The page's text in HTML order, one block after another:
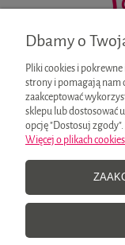
Dbamy o
Pliki cookies i
strony i pomagają nam
zaakceptować
sklepu lub dostosować
opcję "Dostosuj zgody".
Więcej o plikach